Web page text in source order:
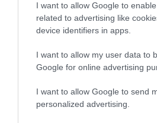
I want to allow Google to
related to advertising like
device identifiers in apps.
I want to allow my user data to
Google for online advertising
I want to allow Google to send
personalized advertising.
Κατάνυξη στην Εύβοια:
Παράκληση της Παναγίας στη
Λούτσα με κεράσματα και
09.08.2026 | 13:40